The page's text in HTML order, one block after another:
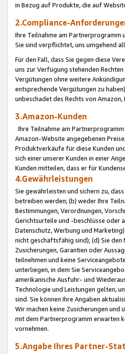
in Bezug auf Produkte, die auf
2.Compliance-
Ihre Teilnahme am Partnerprogramm
Sie sind verpflichtet, uns umgehend
Für den Fall, dass Sie gegen diese
uns zur Verfügung stehenden
Vergütungen ohne weitere
entsprechende Vergütungen zu
unbeschadet des Rechts von
3.Amazon-Kunden
Ihre Teilnahme am
Amazon-Website angegebenen
Produktverkäufe für diese Kunden
sich einer unserer Kunden in einer
Kunden mitteilen, dass er für
4.Gewährleistungen
Sie gewährleisten und sichern zu,
betreiben werden; (b) weder Ihre
Bestimmungen, Verordnungen,
Gerichtsurteile und -beschlüsse oder
Datenschutz, Werbung und
nicht geschäftsfähig sind); (d) Sie
Zusicherungen, Garantien oder
teilnehmen und keine
unterliegen, in dem Sie
amerikanische Ausfuhr- und
Technologie und Leistungen gelten,
sind. Sie können Ihre Angaben
Wir machen keine Zusicherungen
mit dem Partnerprogramm erwarten
vornehmen.
5.Angabe Ihres Partner-